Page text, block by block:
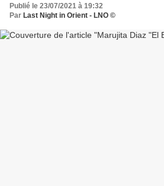
Publié le 23/07/2021 à 19:32
Par Last Night in Orient - LNO ©